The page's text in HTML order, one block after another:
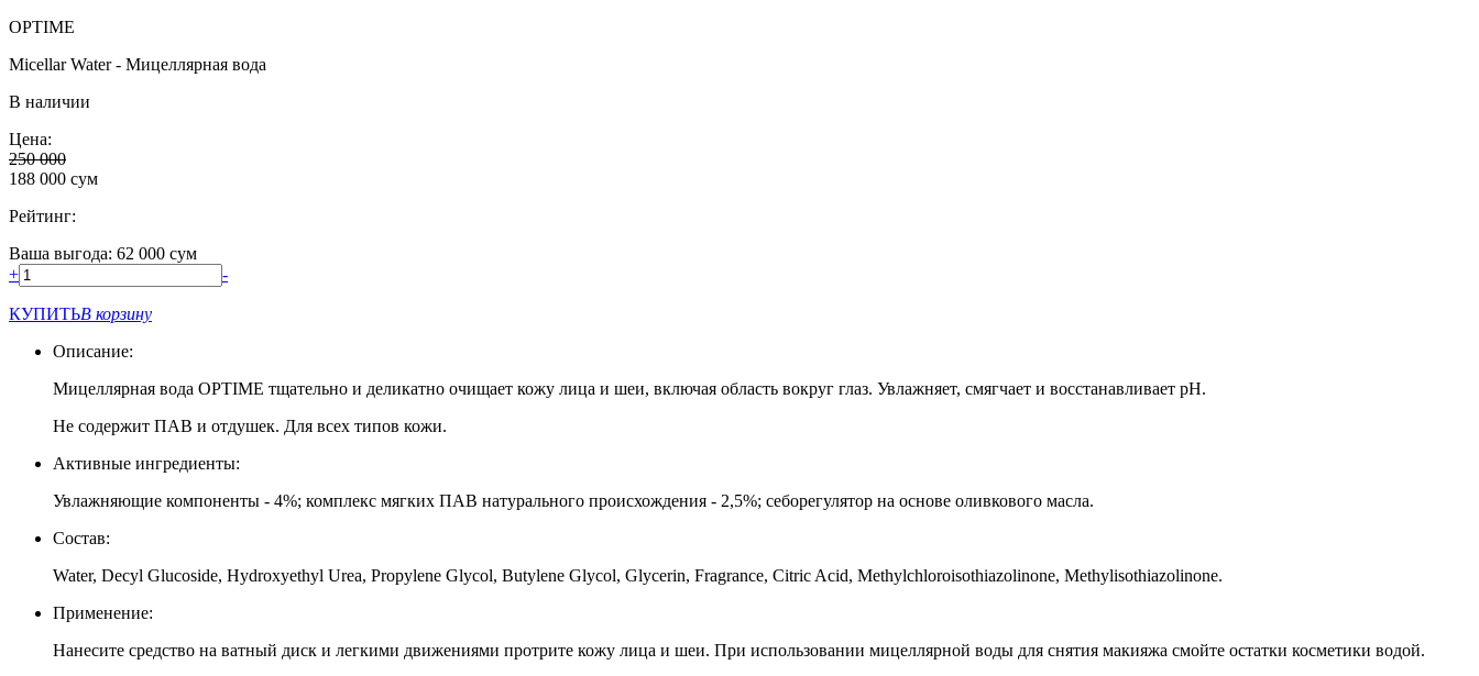
OPTIME
Micellar Water - Мицеллярная вода
В наличии
Цена:
250 000
188 000 сум
Рейтинг:
Ваша выгода: 62 000 сум
+
-
КУПИТЬВ корзину
Описание:
Мицеллярная вода OPTIME тщательно и деликатно очищает кожу лица и шеи, включая область вокруг глаз. Увлажняет, смягчает и восстанавливает pH.
Не содержит ПАВ и отдушек. Для всех типов кожи.
Активные ингредиенты:
Увлажняющие компоненты - 4%; комплекс мягких ПАВ натурального происхождения - 2,5%; себорегулятор на основе оливкового масла.
Состав:
Water, Decyl Glucoside, Hydroxyethyl Urea, Propylene Glycol, Butylene Glycol, Glycerin, Fragrance, Citric Acid, Methylchloroisothiazolinone, Methylisothiazolinone.
Применение:
Нанесите средство на ватный диск и легкими движениями протрите кожу лица и шеи. При использовании мицеллярной воды для снятия макияжа смойте остатки косметики водой.